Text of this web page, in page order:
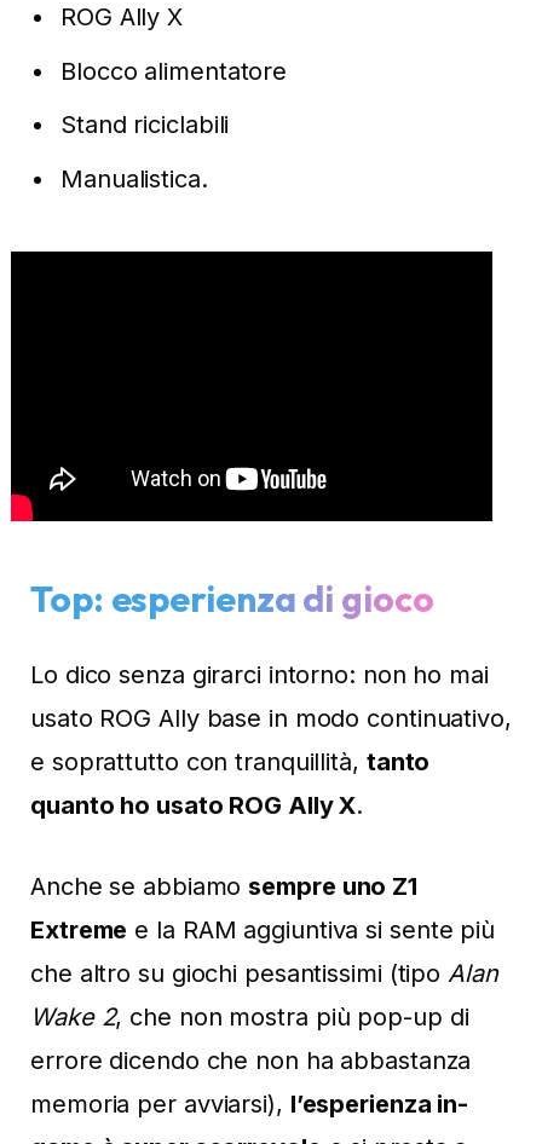
ROG Ally X
Blocco alimentatore
Stand riciclabili
Manualistica.
Top: esperienza di gioco
Lo dico senza girarci intorno: non ho mai
usato ROG Ally base in modo continuativo,
e soprattutto con tranquillità, tanto
quanto ho usato ROG Ally X.
Anche se abbiamo sempre uno Z1
Extreme e la RAM aggiuntiva si sente più
che altro su giochi pesantissimi (tipoAlan
Wake 2, che non mostra più pop-up di
errore dicendo che non ha abbastanza
memoria per avviarsi), l’esperienza in-